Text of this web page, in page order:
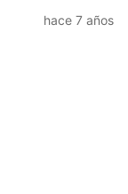
hace 7 años